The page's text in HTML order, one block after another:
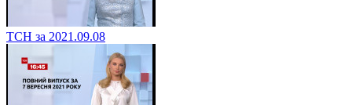
ТСН за 2021.09.08